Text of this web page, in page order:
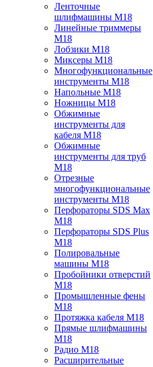
Ленточные
шлифмашины M18
Линейные триммеры
M18
Лобзики M18
Миксеры M18
Многофункциональные
инструменты M18
Напольные M18
Ножницы M18
Обжимные
инструменты для
кабеля M18
Обжимные
инструменты для труб
M18
Отрезные
многофункциональные
инструменты M18
Перфораторы SDS Max
M18
Перфораторы SDS Plus
M18
Полировальные
машины M18
Пробойники отверстий
M18
Промышленные фены
M18
Протяжка кабеля M18
Прямые шлифмашины
M18
Радио M18
Расширительные